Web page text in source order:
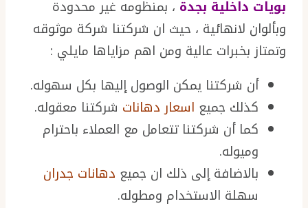
بويات داخلية بجدة ، بمنظومه غير محدودة
وبألوان لانهائية ، حيث ان شركتنا شركة موثوقه
وتمتاز بخبرات عالية ومن اهم مزاياها مايلي :
أن شركتنا يمكن الوصول إليها بكل سهوله.
كذلك جميع اسعار دهانات شركتنا معقوله.
كما أن شركتنا تتعامل مع العملاء باحترام
وميوله.
بالاضافة إلى ذلك ان جميع دهانات جدران
سهلة الاستخدام ومطوله.